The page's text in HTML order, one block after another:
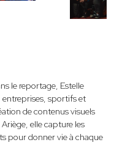
le reportage, Estelle
entreprises, sportifs et
de contenus visuels
elle capture les
pour donner vie à chaque